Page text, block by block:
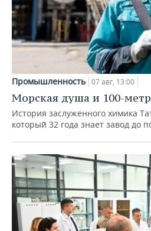
Промышленность 07 авг, 13:00
Морская душа и 100-
История заслуженного химика
который 32 года знает завод до